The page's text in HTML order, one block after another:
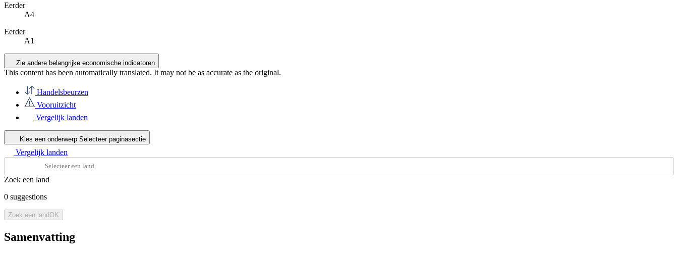
Eerder
A4
Eerder
A1
Zie andere belangrijke economische indicatoren
This content has been automatically translated. It may not be as accurate as the original.
Handelsbeurzen
Vooruitzicht
Vergelijk landen
Kies een onderwerp Selecteer paginasectie
Vergelijk landen
Zoek een land
0 suggestions
Zoek een landOK
Samenvatting